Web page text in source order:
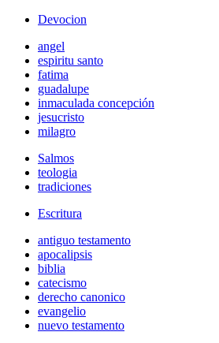
Devocion
angel
espiritu santo
fatima
guadalupe
inmaculada concepción
jesucristo
milagro
Salmos
teologia
tradiciones
Escritura
antiguo testamento
apocalipsis
biblia
catecismo
derecho canonico
evangelio
nuevo testamento